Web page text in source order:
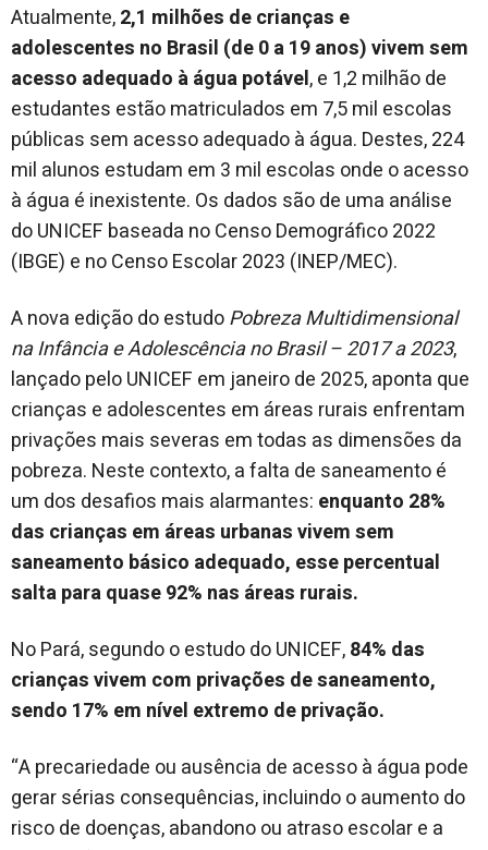
Atualmente,2,1 milhões de crianças e
adolescentes no Brasil (de 0 a 19 anos) vivem sem
acesso adequado à água potável, e 1,2 milhão de
estudantes estão matriculados em 7,5 mil escolas
públicas sem acesso adequado à água. Destes, 224
mil alunos estudam em 3 mil escolas onde o acesso
à água é inexistente. Os dados são de uma análise
do UNICEF baseada no Censo Demográfico 2022
(IBGE) e no Censo Escolar 2023 (INEP/MEC).
A nova edição do estudoPobreza Multidimensional
na Infância e Adolescência no Brasil – 2017 a 2023,
lançado pelo UNICEF em janeiro de 2025, aponta que
crianças e adolescentes em áreas rurais enfrentam
privações mais severas em todas as dimensões da
pobreza. Neste contexto, a falta de saneamento é
um dos desafios mais alarmantes: enquanto 28%
das crianças em áreas urbanas vivem sem
saneamento básico adequado, esse percentual
salta para quase 92% nas áreas rurais.
No Pará, segundo o estudo do UNICEF,84% das
crianças vivem com privações de saneamento,
sendo 17% em nível extremo de privação.
“A precariedade ou ausência de acesso à água pode
gerar sérias consequências, incluindo o aumento do
risco de doenças, abandono ou atraso escolar e a